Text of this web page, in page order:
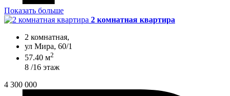
Показать больше
2 комнатная квартира
2 комнатная,
ул Мира, 60/1
57.40 м2
8 /16 этаж
4 300 000